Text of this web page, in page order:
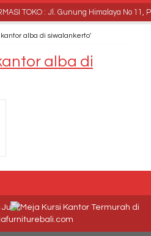
TOKO : Jl. Gunung Himalaya No
alba di siwalankerto'
alba di
Meja Kursi Kantor Termurah di